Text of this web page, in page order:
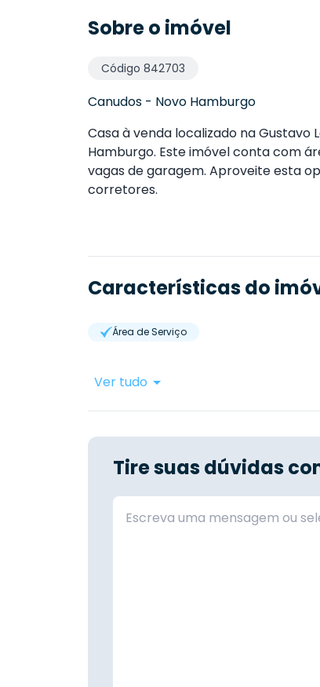
Sobre o imóvel
Código 842703
Canudos - Novo Hamburgo
Casa à venda localizado na Gustavo
Hamburgo. Este imóvel conta com
vagas de garagem. Aproveite esta
corretores.
Características do
Área de Serviço
Ver tudo
Tire suas dúvidas